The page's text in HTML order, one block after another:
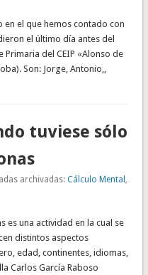
en el que hemos contado con
el último día antes del
Primaria del CEIP «Alonso de
Son: Jorge, Antonio,,
tuviese sólo
archivadas:Cálculo Mental
es una actividad en la cual se
distintos aspectos
edad, continentes, idiomas,
Carlos García Raboso